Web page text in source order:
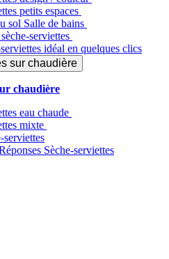
petits espaces
sol Salle de bains
serviettes
idéal en quelques clics
sur chaudière
chaudière
eau chaude
mixte
serviettes
Sèche-serviettes